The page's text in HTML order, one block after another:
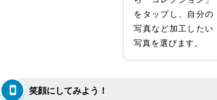
をタップし、自分の
写真など加工したい
写真を選びます。
笑顔にしてみよう！